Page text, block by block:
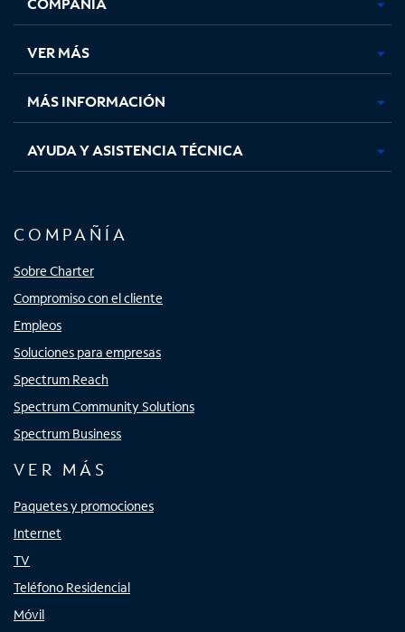
en
pestaña
nueva
en
pestaña
nueva
en
pestaña
nueva
en
nueva
VER MÁS
MÁS INFORMACIÓN
AYUDA Y ASISTENCIA TÉCNICA
COMPAÑÍA
Sobre Charter
Compromiso con el cliente
Empleos
Soluciones para empresas
Spectrum Reach
Spectrum Community Solutions
Spectrum Business
VER MÁS
Paquetes y promociones
Internet
TV
Teléfono Residencial
Móvil